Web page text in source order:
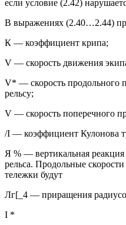
если условие (2.42)
В выражениях (2.40…2.44)
К — коэффициент крипа;
V — скорость движения
V* — скорость продольного
рельсу;
V — скорость поперечного
/I — коэффициент Кулонова
Я % — вертикальная реакция
рельса. Продольные
тележки будут
Лг[_4 — приращения
I *